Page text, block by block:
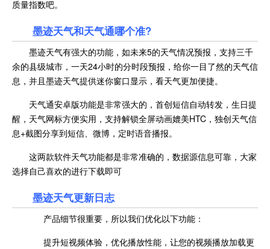
质量指数吧。
墨迹天气和天气通哪个准?
墨迹天气有强大的功能，如未来5的天气情况预报，支持三千
余的县级城市，一天24小时的分时段预报，给你一目了然的天气信
息，并且墨迹天气提供迷你窗口显示，看天气更加便捷。
天气通安卓版功能是非常强大的，首创短信自动转发，生日提
醒，天气网标方便实用，支持解锁全屏动画媲美HTC，独创天气信
息+截图分享到短信、微博，定时语音播报。
这两款软件天气功能都是非常准确的，数据源信息可靠，大家
选择自己喜欢的进行下载即可
墨迹天气更新日志
产品细节很重要，所以我们优化以下功能：
提升短视频体验，优化播放性能，让您的视频播放加载更